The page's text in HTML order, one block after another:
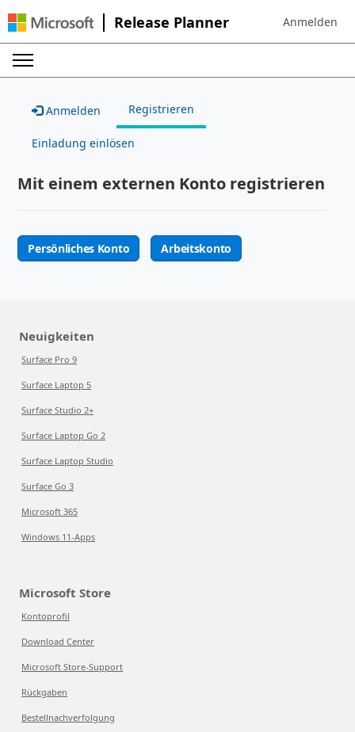
Release Planner Sign in to
Anmelden
Anmelden Registrieren
Einladung einlösen
Mit einem externen Konto registrieren
Persönliches Konto Arbeitskonto
Neuigkeiten
Surface Pro 9
Surface Laptop 5
Surface Studio 2+
Surface Laptop Go 2
Surface Laptop Studio
Surface Go 3
Microsoft 365
Windows 11-Apps
Microsoft Store
Kontoprofil
Download Center
Microsoft Store-Support
Rückgaben
Bestellnachverfolgung